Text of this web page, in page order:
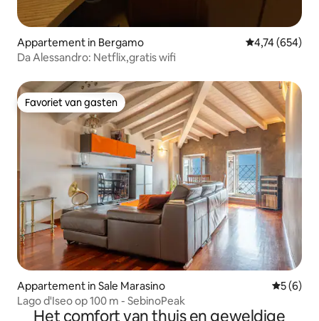
Appartement in Bergamo Gemiddelde
4,74 (654)
Da Alessandro: Netflix,gratis wifi
Favoriet van gasten
Favoriet van gasten
Appartement in Sale Marasino
5 (6)
Lago d'Iseo op 100 m - SebinoPeak
Het comfort van thuis en geweldige